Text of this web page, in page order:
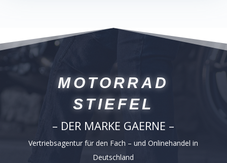
MOTORRAD
STIEFEL
– DER MARKE GAERNE –
Vertriebsagentur für den Fach – und Onlinehandel in
Deutschland